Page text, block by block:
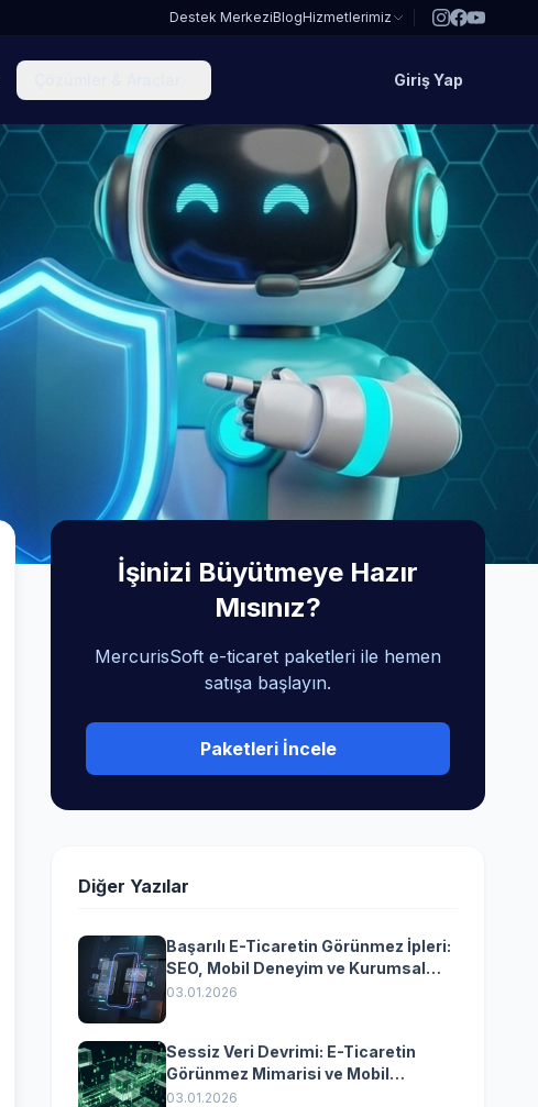
Destek MerkeziBlogHizmetlerimiz
Giriş Yap
İşinizi Büyütmeye Hazır
Mısınız?
MercurisSoft e-ticaret paketleri ile hemen
satışa başlayın.
Paketleri İncele
Diğer Yazılar
Başarılı E-Ticaretin Görünmez İpleri:
SEO, Mobil Deneyim ve Kurumsal
Yazılımın Kazandıran
03.01.2026
Sessiz Veri Devrimi: E-Ticaretin
Görünmez Mimarisi ve Mobil
Dönüşümün Kurumsal Anahtarı
03.01.2026